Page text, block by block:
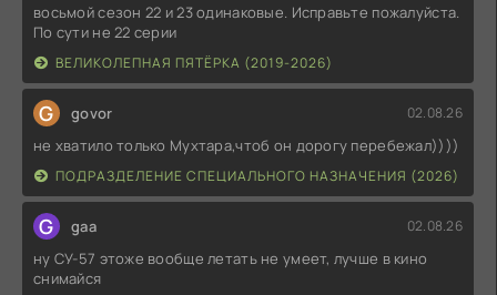
восьмой сезон 22 и 23 одинаковые. Исправьте пожалуйста.
По сути не 22 серии
ВЕЛИКОЛЕПНАЯ ПЯТЁРКА (2019-2026)
G govor 02.08.26
не хватило только Мухтара,чтоб он дорогу перебежал))))
ПОДРАЗДЕЛЕНИЕ СПЕЦИАЛЬНОГО НАЗНАЧЕНИЯ (2026)
G gaa 02.08.26
ну СУ-57 этоже вообще летать не умеет, лучше в кино
снимайся